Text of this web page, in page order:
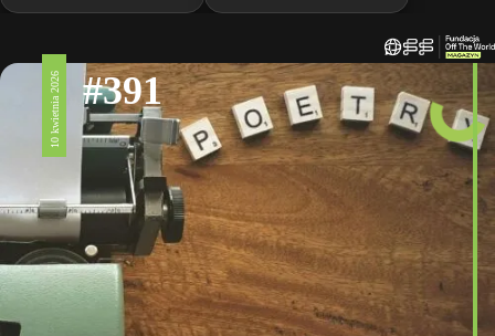
10 kwietnia 2026 #391